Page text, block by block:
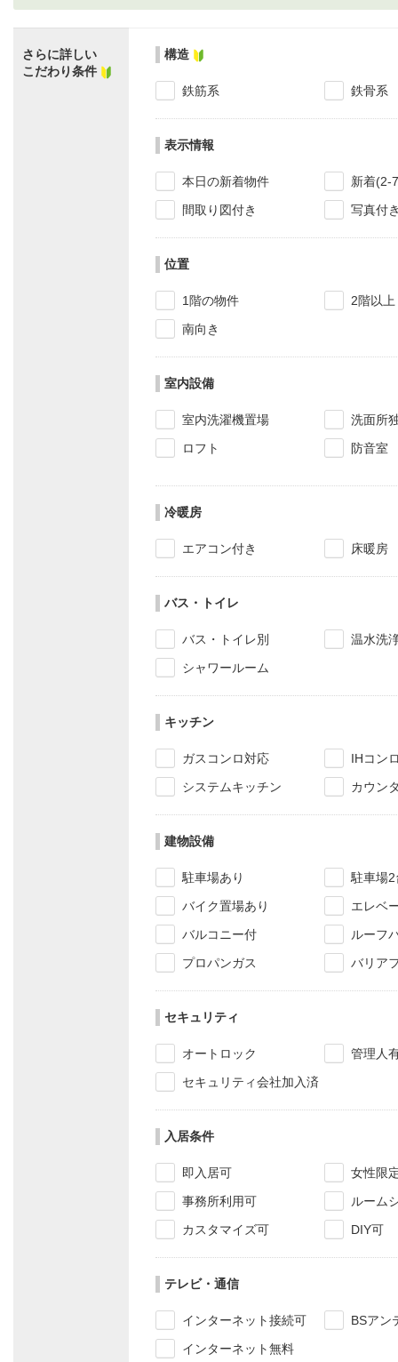
さらに詳しい
こだわり条件
構造
鉄筋系 鉄骨系
表示情報
本日の新着物件
新着(2-
間取り図付き
写真付
位置
1階の物件
2階以上
南向き
室内設備
室内洗濯機置場
洗面所
ロフト
防音室
冷暖房
エアコン付き 床暖房
バス・トイレ
バス・トイレ別
温水洗
シャワールーム
キッチン
ガスコンロ対応
IHコン
システムキッチン
カウン
建物設備
駐車場あり
駐車場
バイク置場あり
エレベ
バルコニー付
ルーフ
プロパンガス
バリア
セキュリティ
オートロック
管理人
セキュリティ会社加入済
入居条件
即入居可
女性限
事務所利用可
ルーム
カスタマイズ可
DIY可
テレビ・通信
インターネット接続可
BSアン
インターネット無料